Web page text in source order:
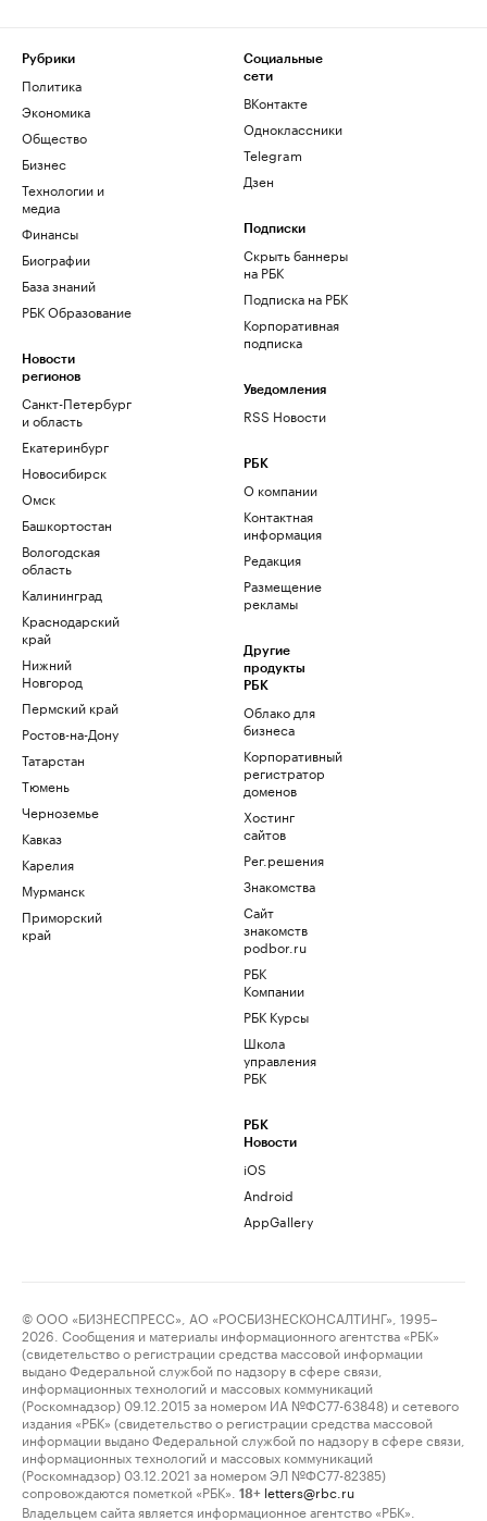
Рубрики
Политика
Экономика
Общество
Бизнес
Технологии и
медиа
Финансы
Биографии
База знаний
РБК Образование
Новости
регионов
Санкт-Петербург
и область
Екатеринбург
Новосибирск
Омск
Башкортостан
Вологодская
область
Калининград
Краснодарский
край
Нижний
Новгород
Пермский край
Ростов-на-Дону
Татарстан
Тюмень
Черноземье
Кавказ
Карелия
Мурманск
Приморский
край
Социальные
сети
ВКонтакте
Одноклассники
Telegram
Дзен
Подписки
Скрыть баннеры
на РБК
Подписка на РБК
Корпоративная
подписка
Уведомления
RSS Новости
РБК
О компании
Контактная
информация
Редакция
Размещение
рекламы
Другие
продукты
РБК
Облако для
бизнеса
Корпоративный
регистратор
доменов
Хостинг
сайтов
Рег.решения
Знакомства
Сайт
знакомств
podbor.ru
РБК
Компании
РБК Курсы
Школа
управления
РБК
РБК
Новости
iOS
Android
AppGallery
© ООО «БИЗНЕСПРЕСС», АО «РОСБИЗНЕСКОНСАЛТИНГ», 1995–
2026. Сообщения и материалы информационного агентства «РБК»
(свидетельство о регистрации средства массовой информации
выдано Федеральной службой по надзору в сфере связи,
информационных технологий и массовых коммуникаций
(Роскомнадзор) 09.12.2015 за номером ИА №ФС77-63848) и сетевого
издания «РБК» (свидетельство о регистрации средства массовой
информации выдано Федеральной службой по надзору в сфере связи,
информационных технологий и массовых коммуникаций
(Роскомнадзор) 03.12.2021 за номером ЭЛ №ФС77-82385)
сопровождаются пометкой «РБК».
18+ letters@rbc.ru
Владельцем сайта является информационное агентство «РБК».